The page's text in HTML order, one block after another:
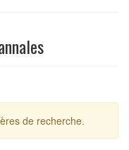
de recherche.